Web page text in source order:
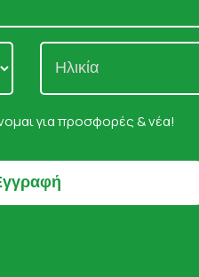
για προσφορές & νέα!